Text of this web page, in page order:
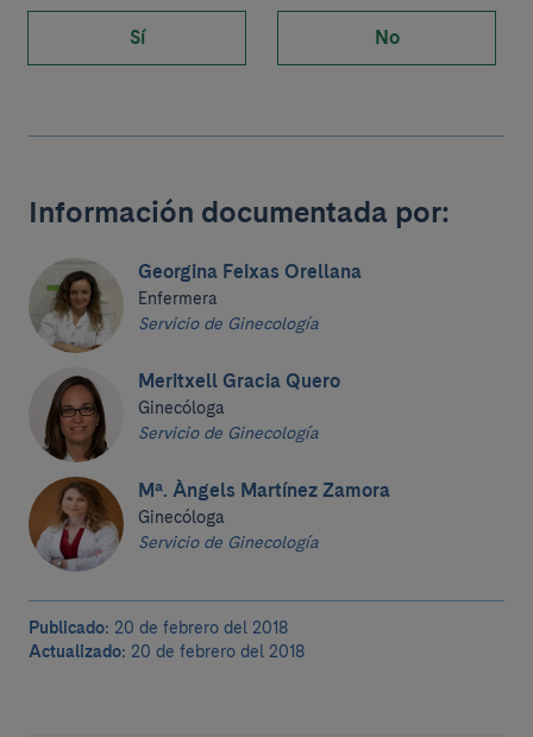
Sí No
Información documentada por:
Georgina Feixas Orellana
Enfermera
Servicio de Ginecología
Meritxell Gracia Quero
Ginecóloga
Servicio de Ginecología
Mª. Àngels Martínez Zamora
Ginecóloga
Servicio de Ginecología
Publicado: 20 de febrero del 2018
Actualizado: 20 de febrero del 2018